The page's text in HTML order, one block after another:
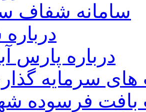
سامانه شفاف
درباره پارس
سرمایه
بافت فرسوده